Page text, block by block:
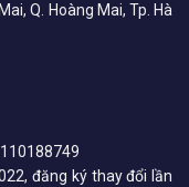
Q. Hoàng Mai, Tp. Hà
đăng ký thay đổi lần